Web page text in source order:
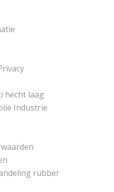
hecht laag
Industrie
rubber